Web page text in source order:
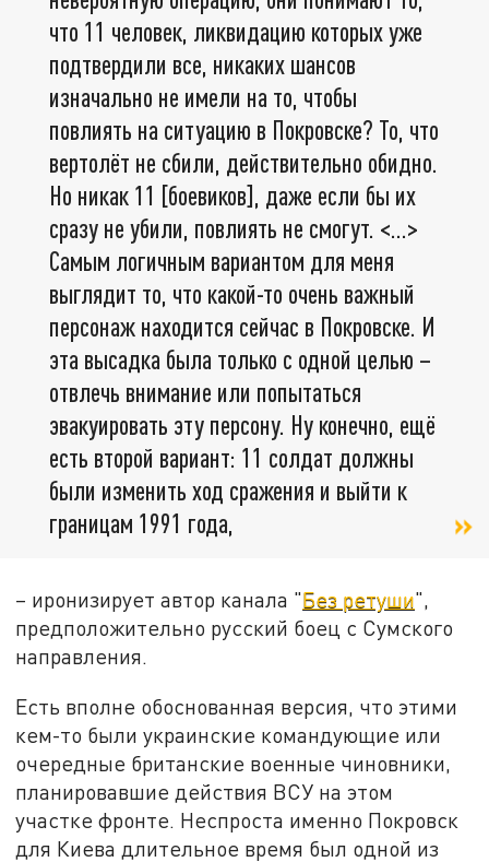
что 11 человек, ликвидацию которых уже
подтвердили все, никаких шансов
изначально не имели на то, чтобы
повлиять на ситуацию в Покровске? То, что
вертолёт не сбили, действительно обидно.
Но никак 11 [боевиков], даже если бы их
сразу не убили, повлиять не смогут. <…>
Самым логичным вариантом для меня
выглядит то, что какой-то очень важный
персонаж находится сейчас в Покровске. И
эта высадка была только с одной целью –
отвлечь внимание или попытаться
эвакуировать эту персону. Ну конечно, ещё
есть второй вариант: 11 солдат должны
были изменить ход сражения и выйти к
границам 1991 года,
– иронизирует автор канала "Без ретуши",
предположительно русский боец с Сумского
направления.
Есть вполне обоснованная версия, что этими
кем-то были украинские командующие или
очередные британские военные чиновники,
планировавшие действия ВСУ на этом
участке фронте. Неспроста именно Покровск
для Киева длительное время был одной из